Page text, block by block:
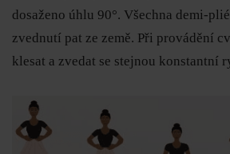
dosaženo úhlu 90°. Všechna demi-
zvednutí pat ze země. Při provádění
klesat a zvedat se stejnou konstantní